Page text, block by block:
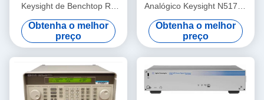
Keysight de Benchtop RF
Agilent E8257D PSG
Obtenha o melhor
preço
Analógico Keysight N5171B
EXG X-Series 9 kHz a 6 GHz
Montagem em
Rack/Bancada Custo-Efetivo
Obtenha o melhor
preço